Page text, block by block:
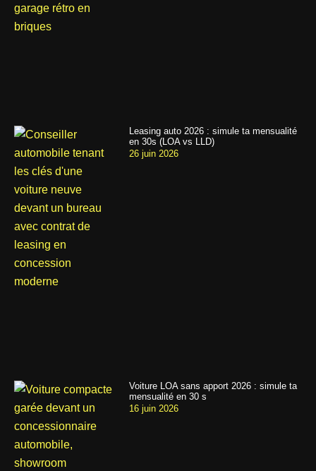
Leasing auto 2026 : simule ta mensualité
en 30s (LOA vs LLD)
26 juin 2026
Voiture LOA sans apport 2026 : simule ta
mensualité en 30 s
16 juin 2026